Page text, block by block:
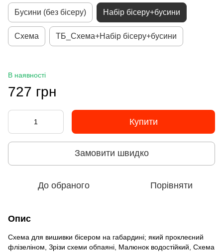
Бусини (без бісеру) Набір бісеру+бусини
Схема ТБ_Схема+Набір бісеру+бусини
В наявності
727 грн
Купити
Замовити швидко
До обраного Порівняти
Опис
Схема для вишивки бісером на габардині; який проклеєний
флізеліном, Зрізи схеми обпаяні, Малюнок водостійкий, Схема